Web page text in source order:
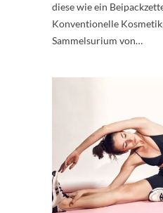
diese wie ein
Konventionelle
Sammelsurium von…